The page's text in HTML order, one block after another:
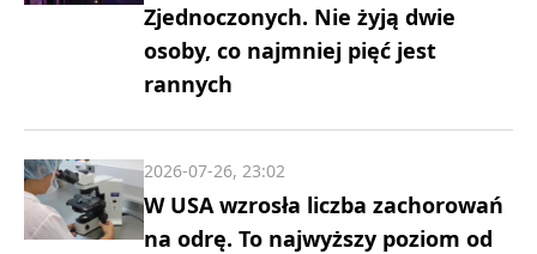
Zjednoczonych. Nie żyją dwie
osoby, co najmniej pięć jest
rannych
W USA wzrosła liczba zachorowań
na odrę. To najwyższy poziom od
2026-07-26, 23:02